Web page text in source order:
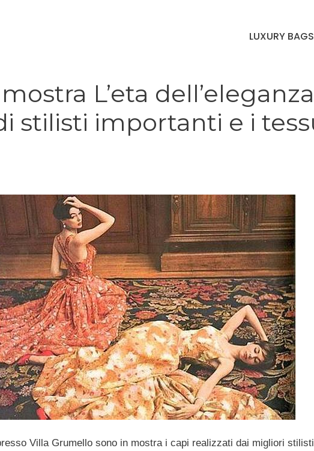
LUXURY BAGS
L’eta
stilisti importanti e i
Villa Grumello sono in mostra i capi realizzati dai migliori